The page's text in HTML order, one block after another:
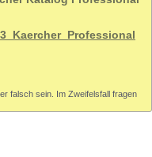
falsch sein. Im Zweifelsfall fragen